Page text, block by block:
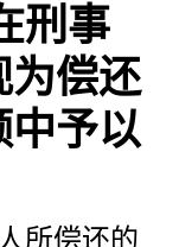
刑事
为偿还
中予以
所偿还的